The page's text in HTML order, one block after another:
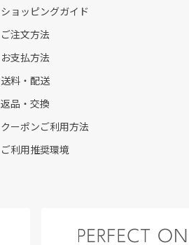
ショッピングガイド
ご注文方法
お支払方法
送料・配送
返品・交換
クーポンご利用方法
ご利用推奨環境